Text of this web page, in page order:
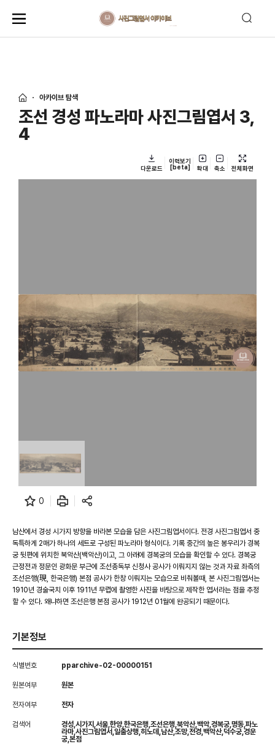
아카이브 탐색
조선 경성 파노라마 사진그림엽서 3,
4
다운로드
이력보기
[beta]
확대 축소 전체화면
0
남산에서 경성 시가지 방향을 바라본 모습을 담은 사진그림엽서이다. 전경 사진그림엽서 중
독특하게 2매가 하나의 세트로 구성된 파노라마 형식이다. 기록 중간의 높은 봉우리가 경복
궁 뒷편에 위치한 북악산(백악산)이고, 그 아래에 경복궁의 모습을 확인할 수 있다. 경복궁
근정전과 정문인 광화문 부근에 조선총독부 신청사 공사가 이뤄지지 않는 것과 자료 좌측의
조선은행(現, 한국은행) 본점 공사가 한창 이뤄지는 모습으로 비춰볼때, 본 사진그림엽서는
1910년 경술국치 이후 1911년 무렵에 촬영한 사진을 바탕으로 제작한 엽서라는 점을 추정
할 수 있다. 왜냐하면 조선은행 본점 공사가 1912년 01월에 완공되기 때문이다.
기본정보
식별번호 pparchive-02-00000151
원본여부 원본
전자여부 전자
검색어
경성,시가지,서울,한양,한국은행,조선은행,북악산,백악,경복궁,명동,파노
라마,사진그림엽서,일출상행,히노데,남산,조망,전경,백악산,덕수궁,경운
궁,본점